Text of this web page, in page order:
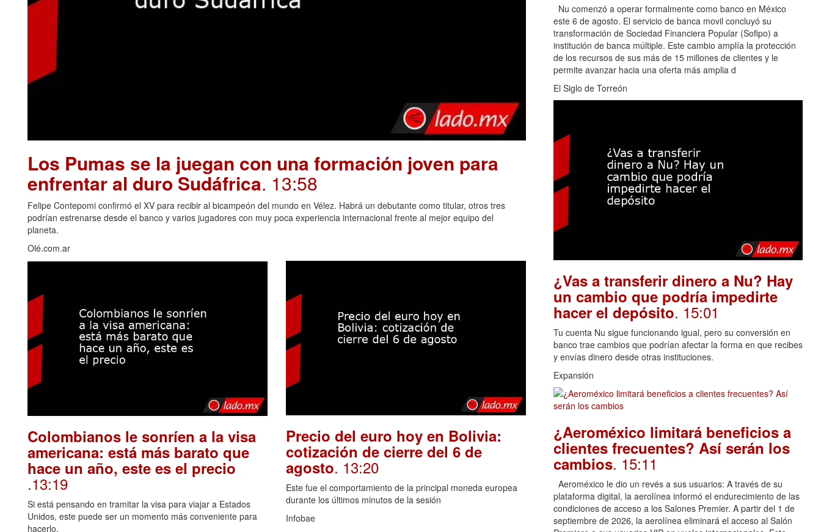
Los Pumas se la juegan con una formación joven para
enfrentar al duro Sudáfrica. 13:58
Felipe Contepomi confirmó el XV para recibir al bicampeón del mundo en Vélez. Habrá un debutante como titular, otros tres
podrían estrenarse desde el banco y varios jugadores con muy poca experiencia internacional frente al mejor equipo del
planeta.
Olé.com.ar
Colombianos le sonríen a la visa
americana: está más barato que
hace un año, este es el precio
.13:19
Si está pensando en tramitar la visa para viajar a Estados
Unidos, este puede ser un momento más conveniente para
hacerlo.
Precio del euro hoy en Bolivia:
cotización de cierre del 6 de
agosto. 13:20
Este fue el comportamiento de la principal moneda europea
durante los últimos minutos de la sesión
Infobae
Nu comenzó a operar formalmente como banco en México
este 6 de agosto. El servicio de banca movil concluyó su
transformación de Sociedad Financiera Popular (Sofipo) a
institución de banca múltiple. Este cambio amplía la protección
de los recursos de sus más de 15 millones de clientes y le
permite avanzar hacia una oferta más amplia d
El Siglo de Torreón
¿Vas a transferir dinero a Nu? Hay
un cambio que podría impedirte
hacer el depósito. 15:01
Tu cuenta Nu sigue funcionando igual, pero su conversión en
banco trae cambios que podrían afectar la forma en que recibes
y envías dinero desde otras instituciones.
Expansión
¿Aeroméxico limitará beneficios a
clientes frecuentes? Así serán los
cambios. 15:11
Aeroméxico le dio un revés a sus usuarios: A través de su
plataforma digital, la aerolínea informó el endurecimiento de las
condiciones de acceso a los Salones Premier. A partir del 1 de
septiembre de 2026, la aerolínea eliminará el acceso al Salón